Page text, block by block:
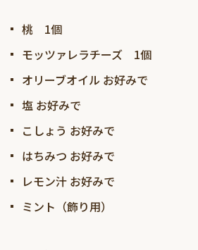
桃 1個
モッツァレラチーズ 1個
オリーブオイル お好みで
塩 お好みで
こしょう お好みで
はちみつ お好みで
レモン汁 お好みで
ミント（飾り用）